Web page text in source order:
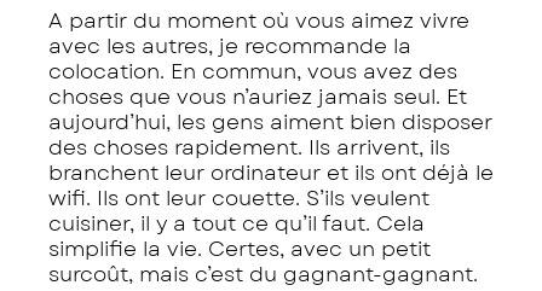
A partir du moment où vous aimez vivre
avec les autres, je recommande la
colocation. En commun, vous avez des
choses que vous n’auriez jamais seul. Et
aujourd’hui, les gens aiment bien disposer
des choses rapidement. Ils arrivent, ils
branchent leur ordinateur et ils ont déjà le
wifi. Ils ont leur couette. S’ils veulent
cuisiner, il y a tout ce qu’il faut. Cela
simplifie la vie. Certes, avec un petit
surcoût, mais c’est du gagnant-gagnant.